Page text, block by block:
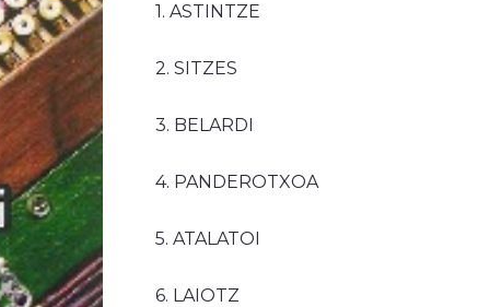
1. ASTINTZE
2. SITZES
3. BELARDI
4. PANDEROTXOA
5. ATALATOI
6. LAIOTZ